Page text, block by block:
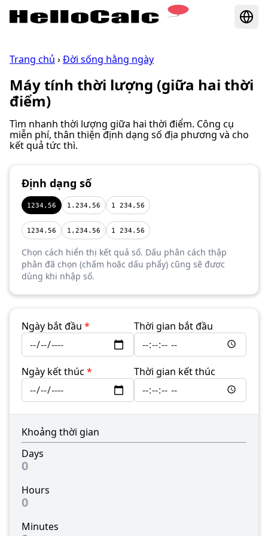
Trang chủ ›Đời sống hằng ngày
Máy tính thời lượng (giữa hai thời
điểm)
Tìm nhanh thời lượng giữa hai thời điểm. Công cụ
miễn phí, thân thiện định dạng số địa phương và cho
kết quả tức thì.
Định dạng số
1234,56 1.234,56 1 234,56
1234.56 1,234.56 1 234.56
Chọn cách hiển thị kết quả số. Dấu phân cách thập
phân đã chọn (chấm hoặc dấu phẩy) cũng sẽ được
dùng khi nhập số.
Ngày bắt đầu * Thời gian bắt đầu
Ngày kết thúc * Thời gian kết thúc
Khoảng thời gian
Days
0
Hours
0
Minutes